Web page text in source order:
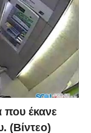
που έκανε
(Βίντεο)